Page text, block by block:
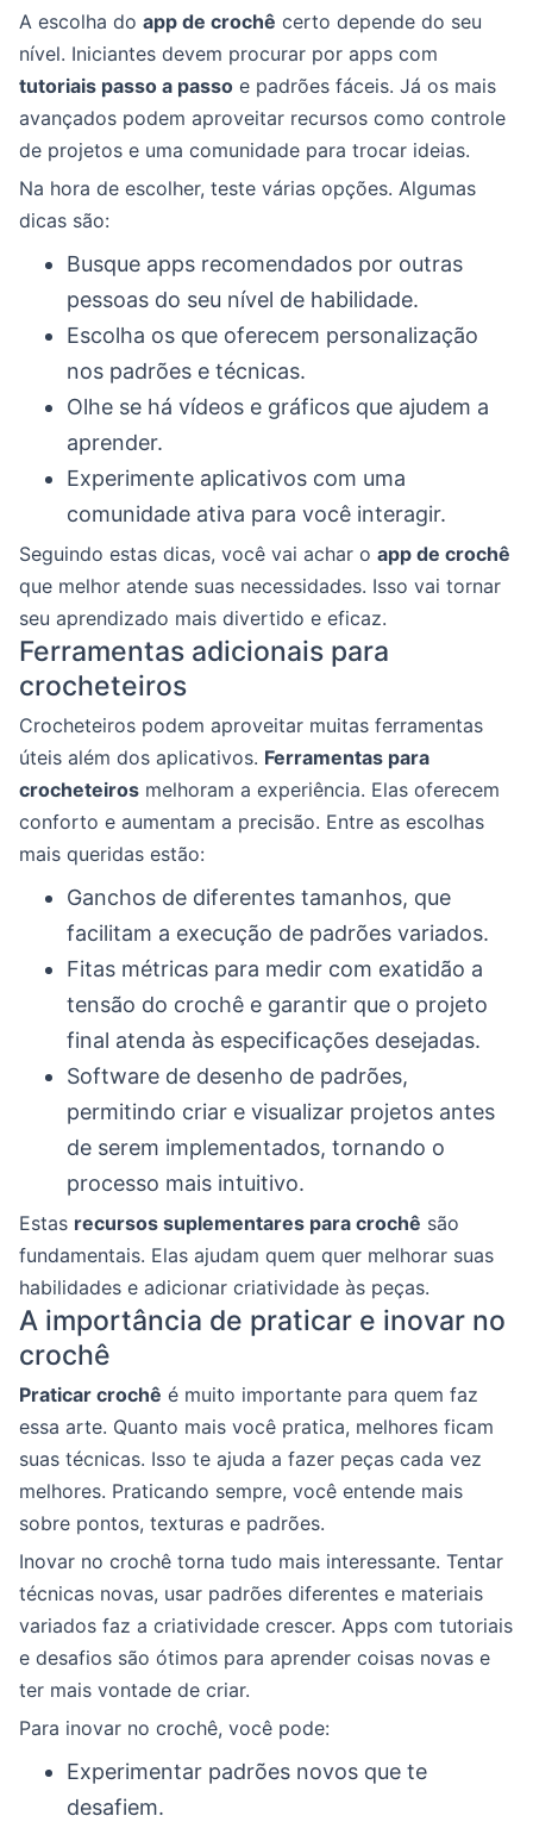
A escolha do app de crochê certo depende do seu
nível. Iniciantes devem procurar por apps com
tutoriais passo a passo e padrões fáceis. Já os mais
avançados podem aproveitar recursos como controle
de projetos e uma comunidade para trocar ideias.
Na hora de escolher, teste várias opções. Algumas
dicas são:
Busque apps recomendados por outras
pessoas do seu nível de habilidade.
Escolha os que oferecem personalização
nos padrões e técnicas.
Olhe se há vídeos e gráficos que ajudem a
aprender.
Experimente aplicativos com uma
comunidade ativa para você interagir.
Seguindo estas dicas, você vai achar o app de crochê
que melhor atende suas necessidades. Isso vai tornar
seu aprendizado mais divertido e eficaz.
Ferramentas adicionais para
crocheteiros
Crocheteiros podem aproveitar muitas ferramentas
úteis além dos aplicativos. Ferramentas para
crocheteiros melhoram a experiência. Elas oferecem
conforto e aumentam a precisão. Entre as escolhas
mais queridas estão:
Ganchos de diferentes tamanhos, que
facilitam a execução de padrões variados.
Fitas métricas para medir com exatidão a
tensão do crochê e garantir que o projeto
final atenda às especificações desejadas.
Software de desenho de padrões,
permitindo criar e visualizar projetos antes
de serem implementados, tornando o
processo mais intuitivo.
Estas recursos suplementares para crochê são
fundamentais. Elas ajudam quem quer melhorar suas
habilidades e adicionar criatividade às peças.
A importância de praticar e inovar no
crochê
Praticar crochê é muito importante para quem faz
essa arte. Quanto mais você pratica, melhores ficam
suas técnicas. Isso te ajuda a fazer peças cada vez
melhores. Praticando sempre, você entende mais
sobre pontos, texturas e padrões.
Inovar no crochê torna tudo mais interessante. Tentar
técnicas novas, usar padrões diferentes e materiais
variados faz a criatividade crescer. Apps com tutoriais
e desafios são ótimos para aprender coisas novas e
ter mais vontade de criar.
Para inovar no crochê, você pode:
Experimentar padrões novos que te
desafiem.